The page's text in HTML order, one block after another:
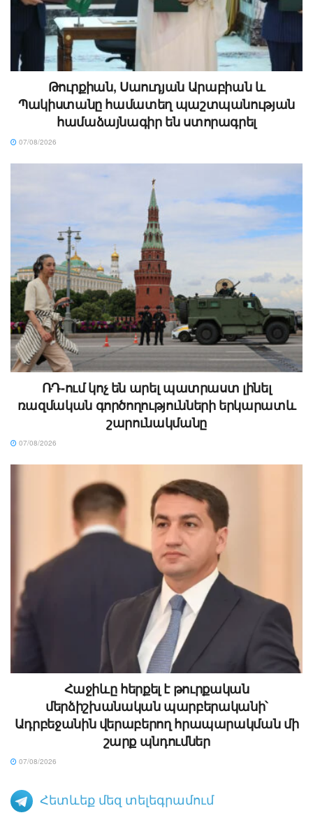
Թուրքիան, Սաուդյան Արաբիան և
Պակիստանը համատեղ պաշտպանության
համաձայնագիր են ստորագրել
07/08/2026
ՌԴ-ում կոչ են արել պատրաստ լինել
ռազմական գործողությունների երկարատև
շարունակմանը
07/08/2026
Հաջիևը հերքել է թուրքական
մերձիշխանական պարբերականի՝
Ադրբեջանին վերաբերող հրապարակման մի
շարք պնդումներ
07/08/2026
Հետևեք մեզ տելեգրամում